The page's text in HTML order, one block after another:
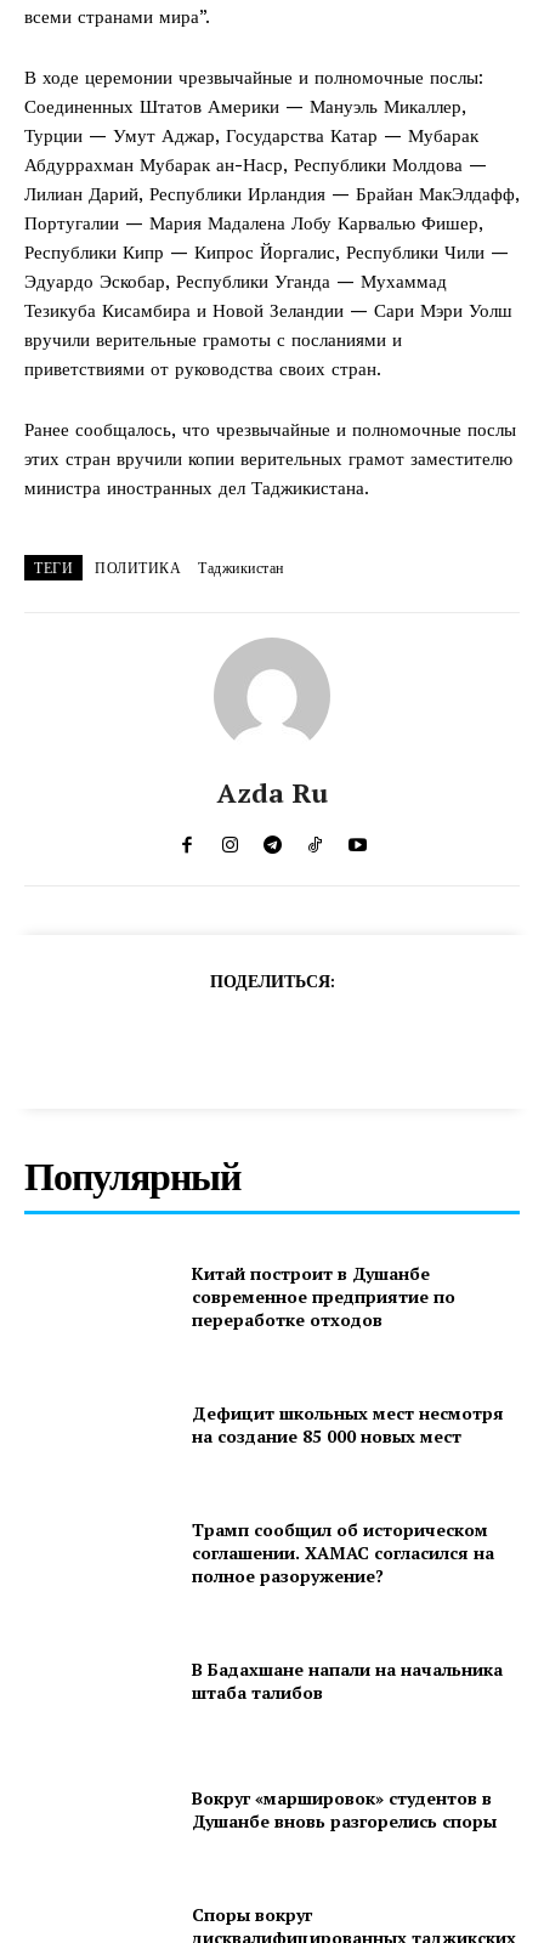
всеми странами мира”.
В ходе церемонии чрезвычайные и полномочные послы:
Соединенных Штатов Америки — Мануэль Микаллер,
Турции — Умут Аджар, Государства Катар — Мубарак
Абдуррахман Мубарак ан-Наср, Республики Молдова —
Лилиан Дарий, Республики Ирландия — Брайан МакЭлдафф,
Португалии — Мария Мадалена Лобу Карвалью Фишер,
Республики Кипр — Кипрос Йоргалис, Республики Чили —
Эдуардо Эскобар, Республики Уганда — Мухаммад
Тезикуба Кисамбира и Новой Зеландии — Сари Мэри Уолш
вручили верительные грамоты с посланиями и
приветствиями от руководства своих стран.
Ранее сообщалось, что чрезвычайные и полномочные послы
этих стран вручили копии верительных грамот заместителю
министра иностранных дел Таджикистана.
ТЕГИ ПОЛИТИКА Таджикистан
Azda Ru
ПОДЕЛИТЬСЯ:
Популярный
Китай построит в Душанбе
современное предприятие по
переработке отходов
Дефицит школьных мест несмотря
на создание 85 000 новых мест
Трамп сообщил об историческом
соглашении. ХАМАС согласился на
полное разоружение?
В Бадахшане напали на начальника
штаба талибов
Вокруг «маршировок» студентов в
Душанбе вновь разгорелись споры
Споры вокруг
дисквалифицированных таджикских